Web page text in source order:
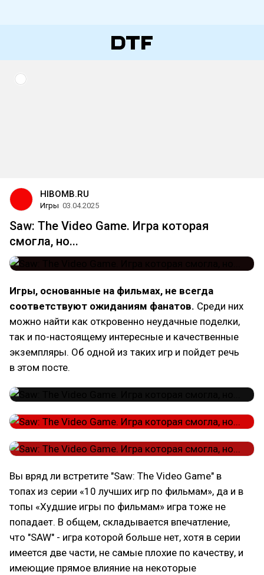
HIBOMB.RU
Игры 03.04.2025
Saw: The Video Game. Игра которая
смогла, но...
Игры, основанные на фильмах, не всегда
соответствуют ожиданиям фанатов. Среди них
можно найти как откровенно неудачные поделки,
так и по-настоящему интересные и качественные
экземпляры. Об одной из таких игр и пойдет речь
в этом посте.
Вы вряд ли встретите "Saw: The Video Game" в
топах из серии «10 лучших игр по фильмам», да и в
топы «Худшие игры по фильмам» игра тоже не
попадает. В общем, складывается впечатление,
что "SAW" - игра которой больше нет, хотя в серии
имеется две части, не самые плохие по качеству, и
имеющие прямое влияние на некоторые